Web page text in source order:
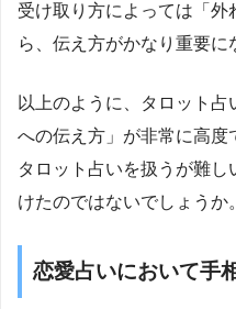
受け取り方によっては「
ら、伝え方がかなり重要に
以上のように、タロット
への伝え方」が非常に高度
タロット占いを扱うが難
けたのではないでしょうか。
恋愛占いにおいて手